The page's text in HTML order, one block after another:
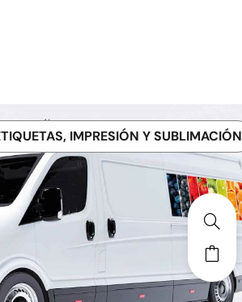
IMPRESIÓN Y SUBLIMACIÓN